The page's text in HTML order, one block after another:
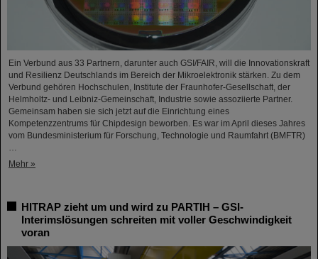
Ein Verbund aus 33 Partnern, darunter auch GSI/FAIR, will die Innovationskraft
und Resilienz Deutschlands im Bereich der Mikroelektronik stärken. Zu dem
Verbund gehören Hochschulen, Institute der Fraunhofer-Gesellschaft, der
Helmholtz- und Leibniz-Gemeinschaft, Industrie sowie assoziierte Partner.
Gemeinsam haben sie sich jetzt auf die Einrichtung eines
Kompetenzzentrums für Chipdesign beworben. Es war im April dieses Jahres
vom Bundesministerium für Forschung, Technologie und Raumfahrt (BMFTR)
…
Mehr »
HITRAP zieht um und wird zu PARTIH – GSI-
Interimslösungen schreiten mit voller Geschwindigkeit
voran